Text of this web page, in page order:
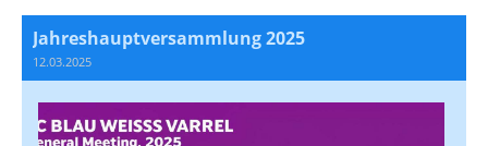
Jahreshauptversammlung 2025
12.03.2025